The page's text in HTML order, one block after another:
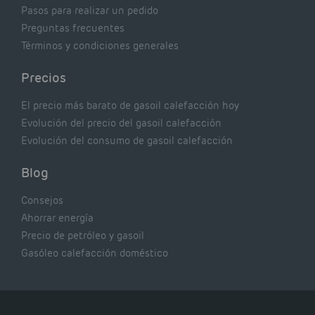
Pasos para realizar un pedido
Preguntas frecuentes
Términos y condiciones generales
Precios
El precio más barato de gasoil calefacción hoy
Evolución del precio del gasoil calefacción
Evolución del consumo de gasoil calefacción
Blog
Consejos
Ahorrar energía
Precio de petróleo y gasoil
Gasóleo calefacción doméstico